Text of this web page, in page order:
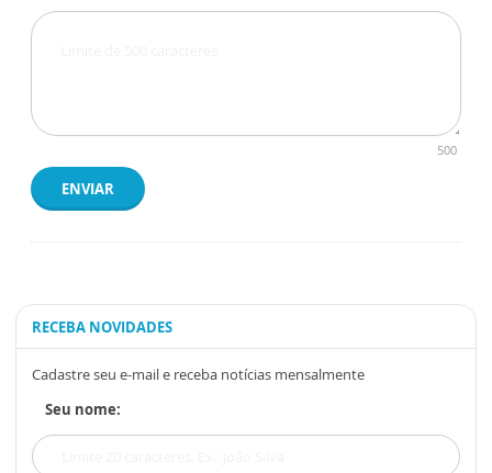
500
ENVIAR
RECEBA NOVIDADES
Cadastre seu e-mail e receba notícias mensalmente
Seu nome: